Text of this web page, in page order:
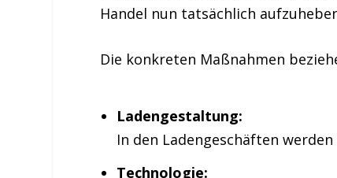
Handel nun tatsächlich
Die konkreten Maßnahmen
Ladengestaltung:
In den Ladengeschäften
Technologie: